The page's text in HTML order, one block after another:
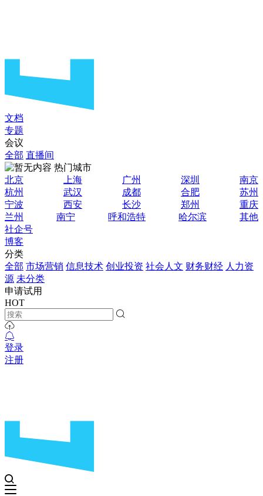
文档
专题
会议
全部 直播间
热门城市
北京
上海 广州 深圳
南京
杭州
武汉 成都 合肥
苏州
宁波
西安 长沙 郑州
重庆
兰州
南宁 呼和浩特 哈尔滨
其他
社企号
博客
分类
全部 市场营销 信息技术 创业投资 社会人文 财务财经 人力资
源 未分类
申请试用
HOT
登录
注册